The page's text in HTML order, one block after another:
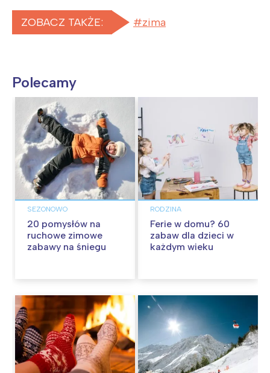
ZOBACZ TAKŻE: zima
Polecamy
SEZONOWO
20 pomysłów na
ruchowe zimowe
zabawy na śniegu
RODZINA
Ferie w domu? 60
zabaw dla dzieci w
każdym wieku